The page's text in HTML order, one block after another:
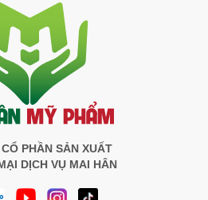
PHẦN SẢN XUẤT
DỊCH VỤ MAI HÂN